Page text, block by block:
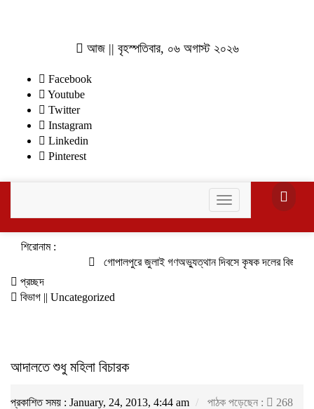
আজ || বৃহস্পতিবার, ০৬ অগাস্ট ২০২৬
Facebook
Youtube
Twitter
Instagram
Linkedin
Pinterest
Toggle
navigation
শিরোনাম :
গোপালপুরে জুলাই গণঅভ্যুত্থান দিবসে কৃষক দলের বিজয়
প্রচ্ছদ
বিভাগ || Uncategorized
আদালতে শুধু মহিলা বিচারক
প্রকাশিত সময় : January, 24, 2013, 4:44 am পাঠক পড়েছেন : 268